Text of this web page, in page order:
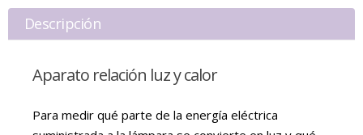
Descripción
Aparato relación luz y calor
Para medir qué parte de la energía eléctrica